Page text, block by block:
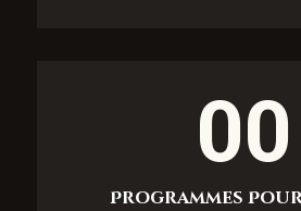
00
Programmes